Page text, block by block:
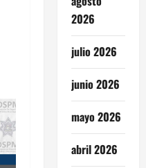
2026
julio 2026
junio 2026
mayo 2026
abril 2026